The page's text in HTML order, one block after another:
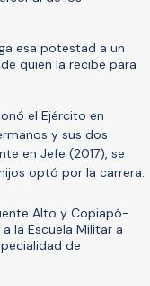
esa potestad a un
quien la recibe para
el Ejército en
y sus dos
en Jefe (2017), se
optó por la carrera.
Alto y Copiapó-
la Escuela Militar a
de